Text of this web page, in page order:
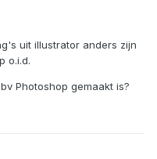
uit illustrator anders zijn
o.i.d.
Photoshop gemaakt is?